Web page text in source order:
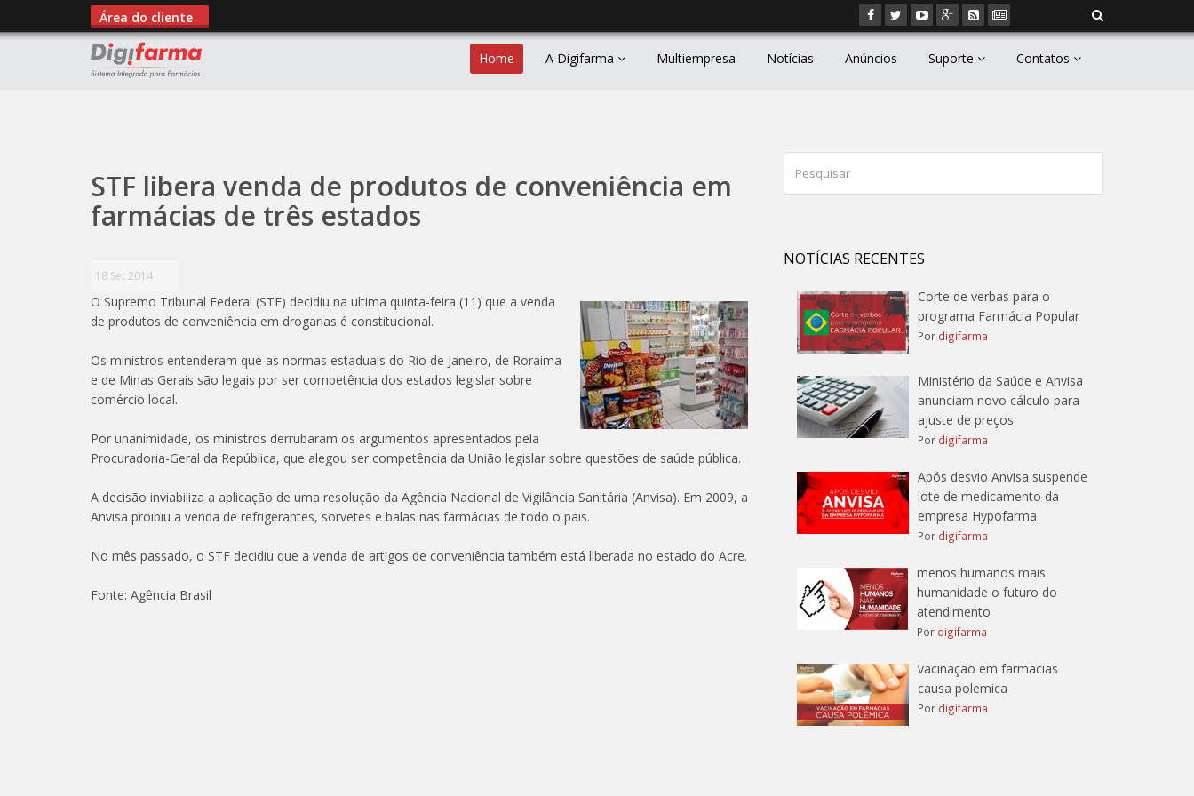
Área do cliente
Home A Digifarma Multiempresa Notícias Anúncios Suporte Contatos
STF libera venda de produtos de conveniência em
farmácias de três estados
18 Set 2014
O Supremo Tribunal Federal (STF) decidiu na ultima quinta-feira (11) que a venda
de produtos de conveniência em drogarias é constitucional.
Os ministros entenderam que as normas estaduais do Rio de Janeiro, de Roraima
e de Minas Gerais são legais por ser competência dos estados legislar sobre
comércio local.
Por unanimidade, os ministros derrubaram os argumentos apresentados pela
Procuradoria-Geral da República, que alegou ser competência da União legislar sobre questões de saúde pública.
A decisão inviabiliza a aplicação de uma resolução da Agência Nacional de Vigilância Sanitária (Anvisa). Em 2009, a
Anvisa proibiu a venda de refrigerantes, sorvetes e balas nas farmácias de todo o pais.
No mês passado, o STF decidiu que a venda de artigos de conveniência também está liberada no estado do Acre.
Fonte: Agência Brasil
NOTÍCIAS RECENTES
Corte de verbas para o
programa Farmácia Popular
Por digifarma
Ministério da Saúde e Anvisa
anunciam novo cálculo para
ajuste de preços
Por digifarma
Após desvio Anvisa suspende
lote de medicamento da
empresa Hypofarma
Por digifarma
menos humanos mais
humanidade o futuro do
atendimento
Por digifarma
vacinação em farmacias
causa polemica
Por digifarma